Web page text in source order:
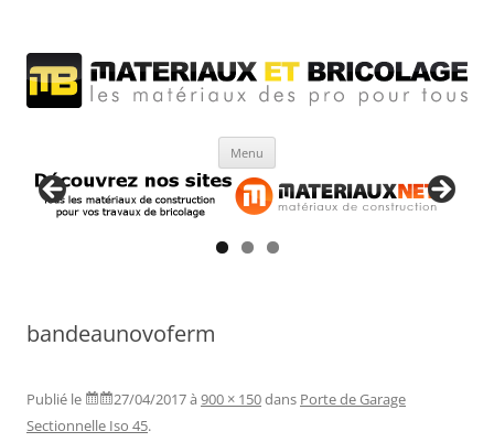
Menu
bandeaunovoferm
Publié le 27/04/2017à 900 × 150dans Porte de Garage
Sectionnelle Iso 45.